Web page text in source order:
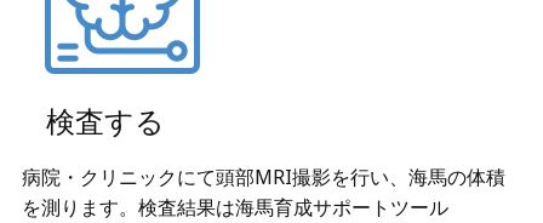
検査する
病院・クリニックにて頭部MRI撮影を行い、海馬の体積
を測ります。検査結果は​海馬育成サポートツール